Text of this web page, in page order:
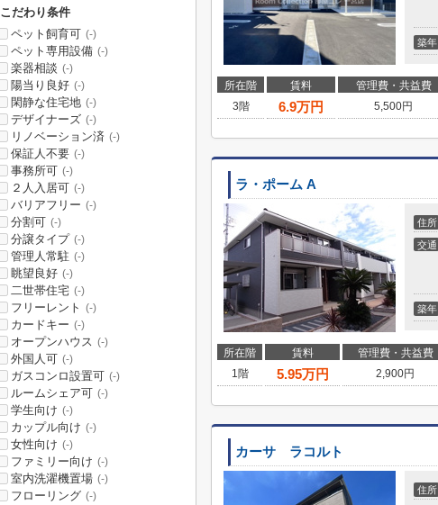
築年
所在階 賃料 管理費・共益費
3階
6.9万円 5,500円
ラ・ポーム A
住所
交通
築年
所在階 賃料 管理費・共益費
1階
5.95万円 2,900円
カーサ ラコルト
住所
こだわり条件
ペット飼育可 (-)
ペット専用設備 (-)
楽器相談 (-)
陽当り良好 (-)
閑静な住宅地 (-)
デザイナーズ (-)
リノベーション済 (-)
保証人不要 (-)
事務所可 (-)
２人入居可 (-)
バリアフリー (-)
分割可 (-)
分譲タイプ (-)
管理人常駐 (-)
眺望良好 (-)
二世帯住宅 (-)
フリーレント (-)
カードキー (-)
オープンハウス (-)
外国人可 (-)
ガスコンロ設置可 (-)
ルームシェア可 (-)
学生向け (-)
カップル向け (-)
女性向け (-)
ファミリー向け (-)
室内洗濯機置場 (-)
フローリング (-)